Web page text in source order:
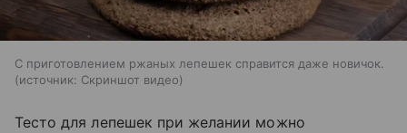
С приготовлением ржаных лепешек справится даже новичок.
источник: Скриншот видео
Тесто для лепешек при желании можно